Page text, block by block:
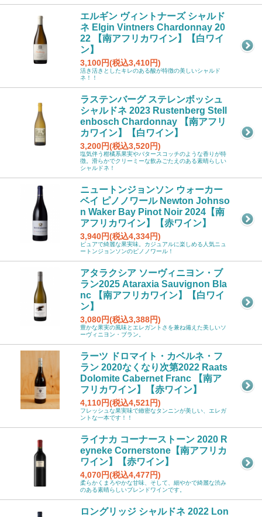
エルギン ヴィントナーズ シャルド
ネ Elgin Vintners Chardonnay 20
22 【南アフリカワイン】【白ワイ
ン】
3,100円(税込3,410円)
活き活きとしたキレのある酸が特徴の美しいシャルド
ネ！！
ラステンバーグ ステレンボッシュ
シャルドネ 2023 Rustenberg Stell
enbosch Chardonnay 【南アフリ
カワイン】【白ワイン】
3,200円(税込3,520円)
塩気伴う柑橘系果実やバタースコッチのような香りが特
徴。滑らかでクリーミーな飲みごたえのある素晴らしい
シャルドネ！
ニュートンジョンソン ウォーカー
ベイ ピノノワール Newton Johnso
n Waker Bay Pinot Noir 2024【南
アフリカワイン】【赤ワイン】
3,940円(税込4,334円)
ピュアで綺麗な果実味。カジュアルに楽しめる人気ニュ
ートンジョンソンのピノノワール！
アタラクシア ソーヴィニヨン・ブ
ラン2025 Ataraxia Sauvignon Bla
nc 【南アフリカワイン】【白ワイ
ン】
3,080円(税込3,388円)
豊かな果実の風味とエレガントさを兼ね備えた美しいソ
ーヴィニヨン・ブラン。
ラーツ ドロマイト・カベルネ・フ
ラン 2020なくなり次第2022 Raats
Dolomite Cabernet Franc 【南ア
フリカワイン】【赤ワイン】
4,110円(税込4,521円)
フレッシュな果実味で緻密なタンニンが美しい、エレガ
ントな一本です！！
ライナカ コーナーストーン 2020 R
eyneke Cornerstone【南アフリカ
ワイン】【赤ワイン】
4,070円(税込4,477円)
柔らかくまろやかな甘味、そして、細やかで綺麗な渋み
のある素晴らしいブレンドワインです。
ロングリッジ シャルドネ 2022 Lon